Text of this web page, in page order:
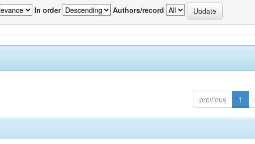
In order Authors/record
previous 1